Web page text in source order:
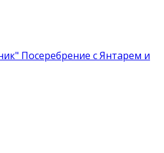
Посеребрение с Янтарем и